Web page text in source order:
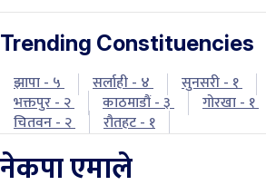
Trending Constituencies
झापा - ५ सर्लाही - ४ सुनसरी - १
भक्तपुर - २
काठमाडौं - ३ गोरखा - १
चितवन - २
रौतहट - १
नेकपा एमाले